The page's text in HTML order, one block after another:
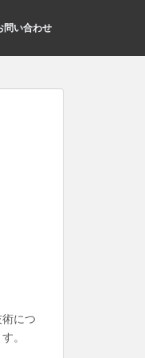
問い合わせ
につ
。